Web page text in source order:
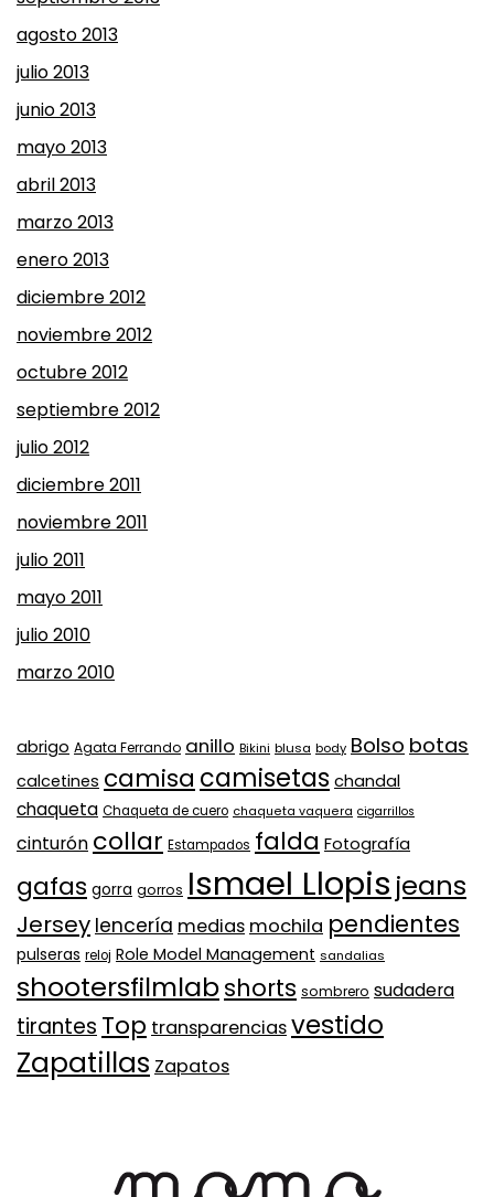
agosto 2013
julio 2013
junio 2013
mayo 2013
abril 2013
marzo 2013
enero 2013
diciembre 2012
noviembre 2012
octubre 2012
septiembre 2012
julio 2012
diciembre 2011
noviembre 2011
julio 2011
mayo 2011
julio 2010
marzo 2010
abrigo Agata Ferrando anillo Bikini blusa body Bolso botas
calcetines camisa camisetas chandal
chaqueta Chaqueta de cuero chaqueta vaquera cigarrillos
cinturón collar Estampados falda Fotografía
gafas gorra gorros Ismael Llopis jeans
Jersey lencería medias mochila pendientes
pulseras reloj Role Model Management sandalias
shootersfilmlabshorts sombrero sudadera
tirantes Top transparenciasvestido
Zapatillas Zapatos